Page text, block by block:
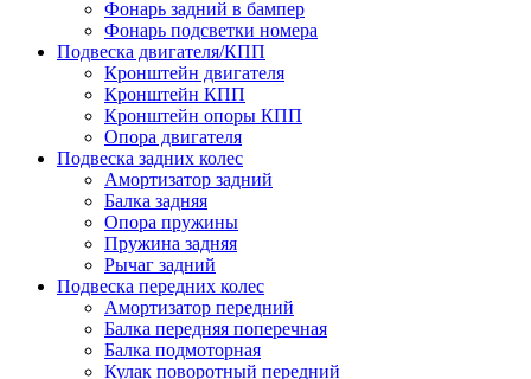
Фонарь задний в бампер
Фонарь подсветки номера
Подвеска двигателя/КПП
Кронштейн двигателя
Кронштейн КПП
Кронштейн опоры КПП
Опора двигателя
Подвеска задних колес
Амортизатор задний
Балка задняя
Опора пружины
Пружина задняя
Рычаг задний
Подвеска передних колес
Амортизатор передний
Балка передняя поперечная
Балка подмоторная
Кулак поворотный передний